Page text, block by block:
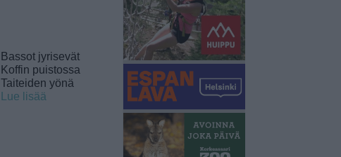
Bassot jyrisevät
Koffin puistossa
Taiteiden yönä
Lue lisää